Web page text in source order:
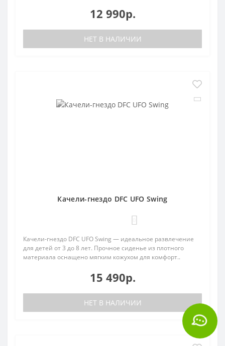
12 990р.
НЕТ В НАЛИЧИИ
Качели-гнездо DFC UFO Swing
Качели-гнездо DFC UFO Swing — идеальное развлечение
для детей от 3 до 8 лет. Прочное сиденье из плотного
материала оснащено мягким кожухом для комфорт..
15 490р.
НЕТ В НАЛИЧИИ